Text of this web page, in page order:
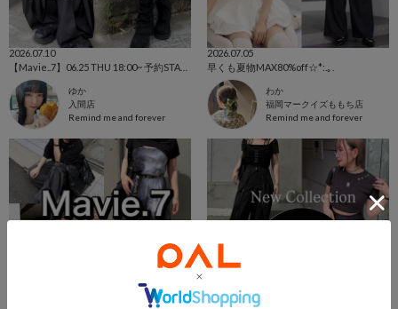
2026.07.10
ゆか
入間店
Remind me and forever
2026.07.05
早くも夏物MAX80%off☆*:.｡.
わか
福岡マークイズももち店
Remind me and forever